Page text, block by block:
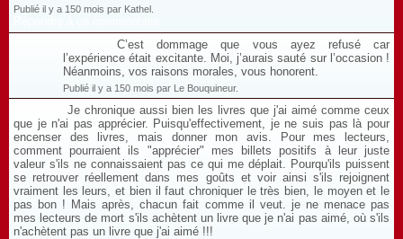
Publié il y a 150 mois par Kathel.
C’est dommage que vous ayez refusé car
l’expérience était excitante. Moi, j’aurais sauté sur l’occasion !
Néanmoins, vos raisons morales, vous honorent.
Publié il y a 150 mois par Le Bouquineur.
Je chronique aussi bien les livres que j'ai aimé comme ceux
que je n'ai pas apprécier. Puisqu'effectivement, je ne suis pas là pour
encenser des livres, mais donner mon avis. Pour mes lecteurs,
comment pourraient ils "apprécier" mes billets positifs à leur juste
valeur s'ils ne connaissaient pas ce qui me déplait. Pourqu'ils puissent
se retrouver réellement dans mes goûts et voir ainsi s'ils rejoignent
vraiment les leurs, et bien il faut chroniquer le très bien, le moyen et le
pas bon ! Mais après, chacun fait comme il veut. je ne menace pas
mes lecteurs de mort s'ils achètent un livre que je n'ai pas aimé, où s'ils
n'achètent pas un livre que j'ai aimé !!!